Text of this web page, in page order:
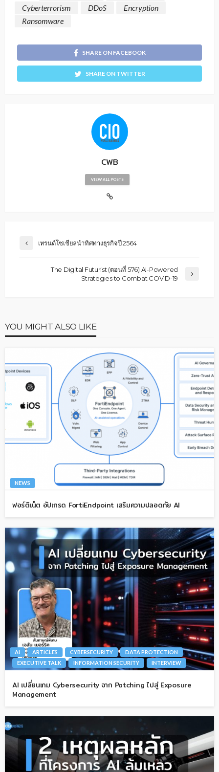
Cyberterrorism
DDoS
Encryption
Ransomware
SHARE ON FACEBOOK
SHARE ON TWITTER
CWB
VIEW ALL POSTS
เทรนด์โซเชียลนำทิศทางธุรกิจปี 2564
The Digital Futurist (ตอนที่ 576) AI-Powered
Strategies to Combat COVID-19
YOU MIGHT ALSO LIKE
NEWS
ฟอร์ติเน็ต อัปเกรด FortiEndpoint เสริมความปลอดภัย AI
AI ARTICLES CYBERSECURITY
DATA PROTECTION
EXECUTIVE TALK
INFORMATION SECURITY INTERVIEW
AI เปลี่ยนเกม Cybersecurity จาก Patching ไปสู่ Exposure
Management